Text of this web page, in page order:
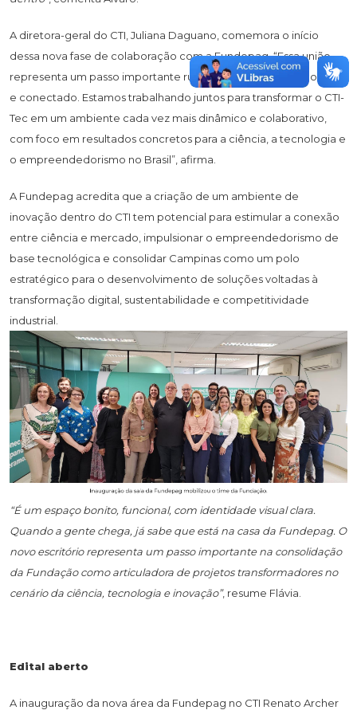
A diretora-geral do CTI, Juliana Daguano, comemora o início
dessa nova fase de colaboração com a Fundepag. “Essa união
representa um passo importante rumo a um futuro mais inovador
e conectado. Estamos trabalhando juntos para transformar o CTI-
Tec em um ambiente cada vez mais dinâmico e colaborativo,
com foco em resultados concretos para a ciência, a tecnologia e
o empreendedorismo no Brasil”, afirma.
A Fundepag acredita que a criação de um ambiente de
inovação dentro do CTI tem potencial para estimular a conexão
entre ciência e mercado, impulsionar o empreendedorismo de
base tecnológica e consolidar Campinas como um polo
estratégico para o desenvolvimento de soluções voltadas à
transformação digital, sustentabilidade e competitividade
industrial.
“É um espaço bonito, funcional, com identidade visual clara.
Quando a gente chega, já sabe que está na casa da Fundepag. O
novo escritório representa um passo importante na consolidação
da Fundação como articuladora de projetos transformadores no
cenário da ciência, tecnologia e inovação”, resume Flávia.
Edital aberto
A inauguração da nova área da Fundepag no CTI Renato Archer